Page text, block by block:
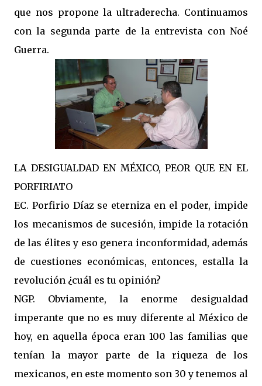
que nos propone la ultraderecha. Continuamos
con la segunda parte de la entrevista con Noé
Guerra.
LA DESIGUALDAD EN MÉXICO, PEOR QUE EN EL
PORFIRIATO
EC. Porfirio Díaz se eterniza en el poder, impide
los mecanismos de sucesión, impide la rotación
de las élites y eso genera inconformidad, además
de cuestiones económicas, entonces, estalla la
revolución ¿cuál es tu opinión?
NGP. Obviamente, la enorme desigualdad
imperante que no es muy diferente al México de
hoy, en aquella época eran 100 las familias que
tenían la mayor parte de la riqueza de los
mexicanos, en este momento son 30 y tenemos al